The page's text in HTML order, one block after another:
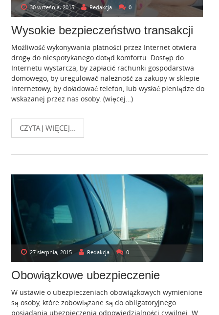
30 września, 2015 Redakcja 0
Wysokie bezpieczeństwo transakcji
Możliwość wykonywania płatności przez Internet otwiera
drogę do niespotykanego dotąd komfortu. Dostęp do
Internetu wystarcza, by zapłacić rachunki gospodarstwa
domowego, by uregulować należność za zakupy w sklepie
internetowy, by doładować telefon, lub wysłać pieniądze do
wskazanej przez nas osoby. (więcej…)
CZYTAJ WIĘCEJ...
27 sierpnia, 2015 Redakcja 0
Obowiązkowe ubezpieczenie
W ustawie o ubezpieczeniach obowiązkowych wymienione
są osoby, które zobowiązane są do obligatoryjnego
posiadania ubezpieczenia odpowiedzialności cywilnej. W